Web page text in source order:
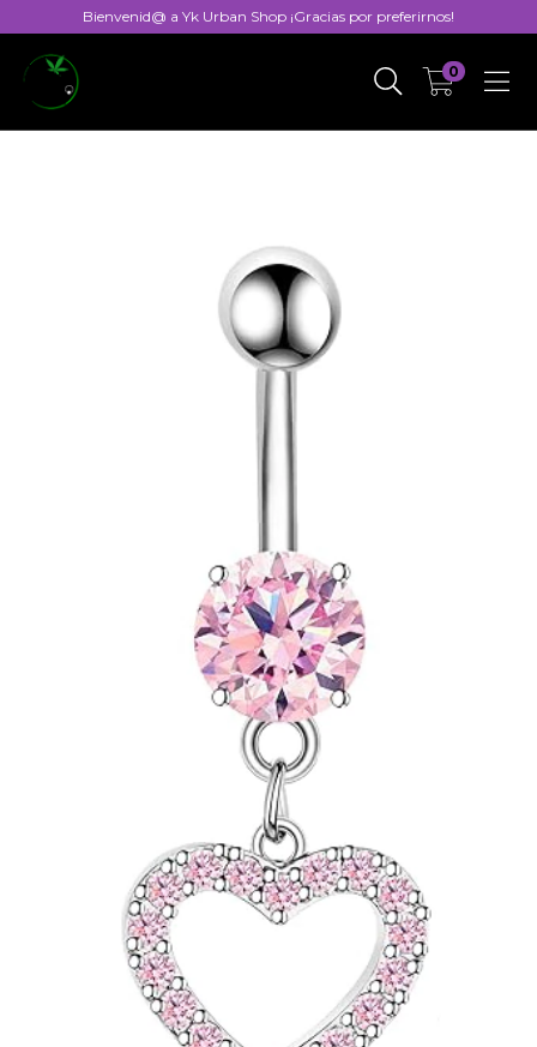
Bienvenid@ a Yk Urban Shop ¡Gracias por preferirnos!
0